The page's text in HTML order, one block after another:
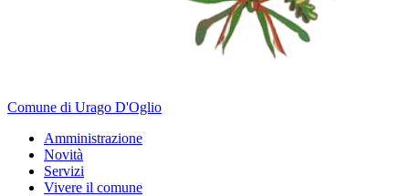
Comune di Urago D'Oglio
Amministrazione
Novità
Servizi
Vivere il comune